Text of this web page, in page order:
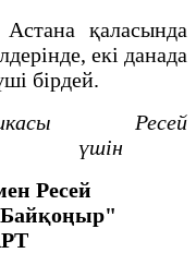
қаласында
екі данада
бірдей.
Ресей
Ресей